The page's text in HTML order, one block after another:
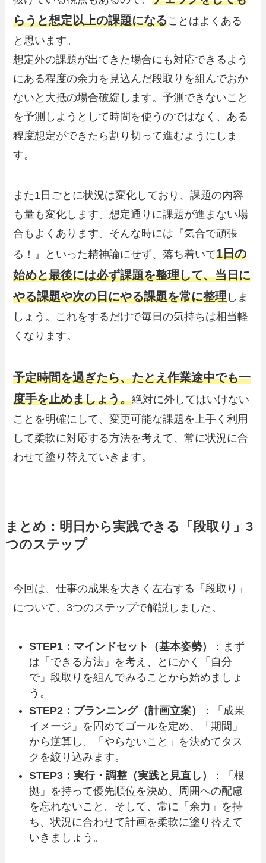
らうと想定以上の課題になることはよくある
と思います。
想定外の課題が出てきた場合にも対応できるよう
にある程度の余力を見込んだ段取りを組んでおか
ないと大抵の場合破綻します。予測できないこと
を予測しようとして時間を使うのではなく、ある
程度想定ができたら割り切って進むようにしま
す。
また1日ごとに状況は変化しており、課題の内容
も量も変化します。想定通りに課題が進まない場
合もよくあります。そんな時には『気合で頑張
る！』といった精神論にせず、落ち着いて1日の
始めと最後には必ず課題を整理して、当日に
やる課題や次の日にやる課題を常に整理 しま
しょう。これをするだけで毎日の気持ちは相当軽
くなります。
予定時間を過ぎたら、たとえ作業途中でも一
度手を止めましょう。絶対に外してはいけない
ことを明確にして、変更可能な課題を上手く利用
して柔軟に対応する方法を考えて、常に状況に合
わせて塗り替えていきます。
まとめ：明日から実践できる「段取り」3
つのステップ
今回は、仕事の成果を大きく左右する「段取り」
について、3つのステップで解説しました。
STEP1：マインドセット（基本姿勢）
：まず
は「できる方法」を考え、とにかく「自分
で」段取りを組んでみることから始めましょ
う。
STEP2：プランニング（計画立案）
：「成果
イメージ」を固めてゴールを定め、「期間」
から逆算し、「やらないこと」を決めてタス
クを絞り込みます。
STEP3：実行・調整（実践と見直し）
：「根
拠」を持って優先順位を決め、周囲への配慮
を忘れないこと。そして、常に「余力」を持
ち、状況に合わせて計画を柔軟に塗り替えて
いきましょう。